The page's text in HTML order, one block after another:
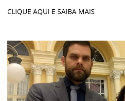
CLIQUE AQUI E SAIBA MAIS